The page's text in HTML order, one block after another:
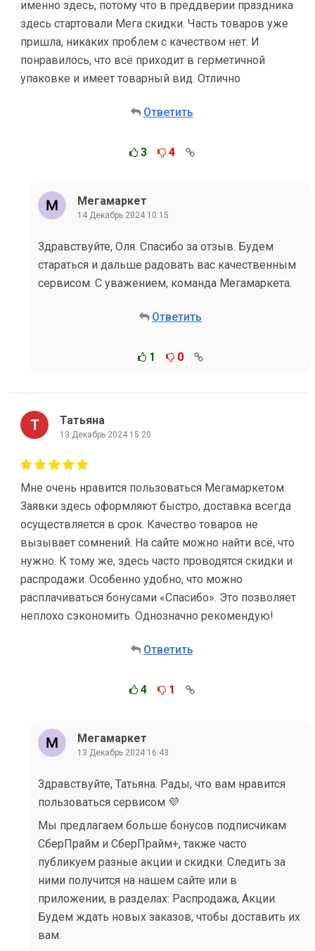
именно здесь, потому что в преддверии праздника
здесь стартовали Мега скидки. Часть товаров уже
пришла, никаких проблем с качеством нет. И
понравилось, что всё приходит в герметичной
упаковке и имеет товарный вид. Отлично
Ответить
3 4
Мегамаркет
14 Декабрь 2024 10:15
Здравствуйте, Оля. Спасибо за отзыв. Будем
стараться и дальше радовать вас качественным
сервисом. С уважением, команда Мегамаркета.
Ответить
1 0
Татьяна
13 Декабрь 2024 15:20
Мне очень нравится пользоваться Мегамаркетом.
Заявки здесь оформляют быстро, доставка всегда
осуществляется в срок. Качество товаров не
вызывает сомнений. На сайте можно найти всё, что
нужно. К тому же, здесь часто проводятся скидки и
распродажи. Особенно удобно, что можно
расплачиваться бонусами «Спасибо». Это позволяет
неплохо сэкономить. Однозначно рекомендую!
Ответить
4 1
Мегамаркет
13 Декабрь 2024 16:43
Здравствуйте, Татьяна. Рады, что вам нравится
пользоваться сервисом 💜
Мы предлагаем больше бонусов подписчикам
СберПрайм и СберПрайм+, также часто
публикуем разные акции и скидки. Следить за
ними получится на нашем сайте или в
приложении, в разделах: Распродажа, Акции.
Будем ждать новых заказов, чтобы доставить их
вам.